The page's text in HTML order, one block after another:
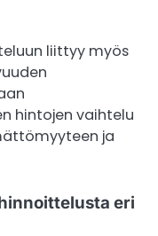
liittyy myös
hintojen vaihtelu
ja
eri